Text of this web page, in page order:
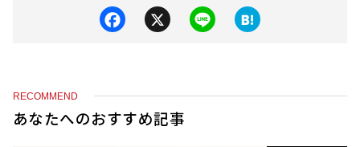
e
b
Li
n
RECOMMEND
あなたへのおすすめ記事